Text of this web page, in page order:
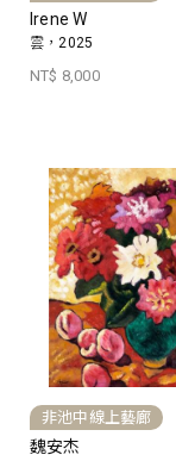
Irene W
雲，2025
NT$ 8,000
非池中線上藝廊
魏安杰